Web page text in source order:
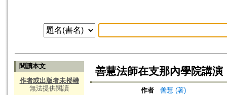
閱讀本文
作者或出版者未授權
無法提供閱讀
善慧法師在支那內學院講演
作者
善慧 (著)